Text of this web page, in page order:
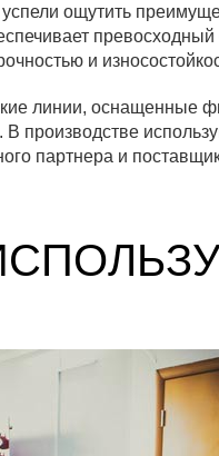
ощутить
и
линии, оснащенные
В производстве
партнера и